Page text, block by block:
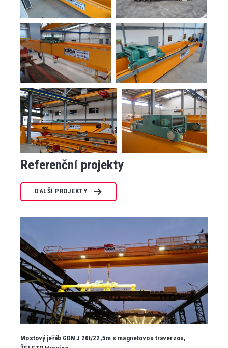
Referenční projekty
DALŠÍ PROJEKTY
Mostový jeřáb GDMJ 20t/22,5m s magnetovou traverzou,